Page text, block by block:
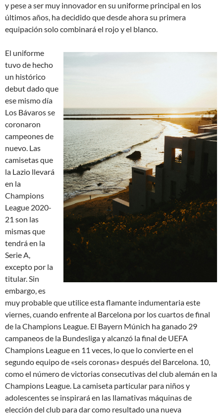
y pese a ser muy innovador en su uniforme principal en los
últimos años, ha decidido que desde ahora su primera
equipación solo combinará el rojo y el blanco.
El uniforme
tuvo de hecho
un histórico
debut dado que
ese mismo día
Los Bávaros se
coronaron
campeones de
nuevo. Las
camisetas que
la Lazio llevará
en la
Champions
League 2020-
21 son las
mismas que
tendrá en la
Serie A,
excepto por la
titular. Sin
embargo, es
muy probable que utilice esta flamante indumentaria este
viernes, cuando enfrente al Barcelona por los cuartos de final
de la Champions League. El Bayern Múnich ha ganado 29
campaneos de la Bundesliga y alcanzó la final de UEFA
Champions League en 11 veces, lo que lo convierte en el
segundo equipo de «seis coronas» después del Barcelona. 10,
como el número de victorias consecutivas del club alemán en la
Champions League. La camiseta particular para niños y
adolescentes se inspirará en las llamativas máquinas de
elección del club para dar como resultado una nueva